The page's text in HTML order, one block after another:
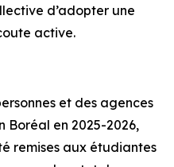
d’adopter une
active.
et des agences
Boréal en 2025-2026,
remises aux étudiantes